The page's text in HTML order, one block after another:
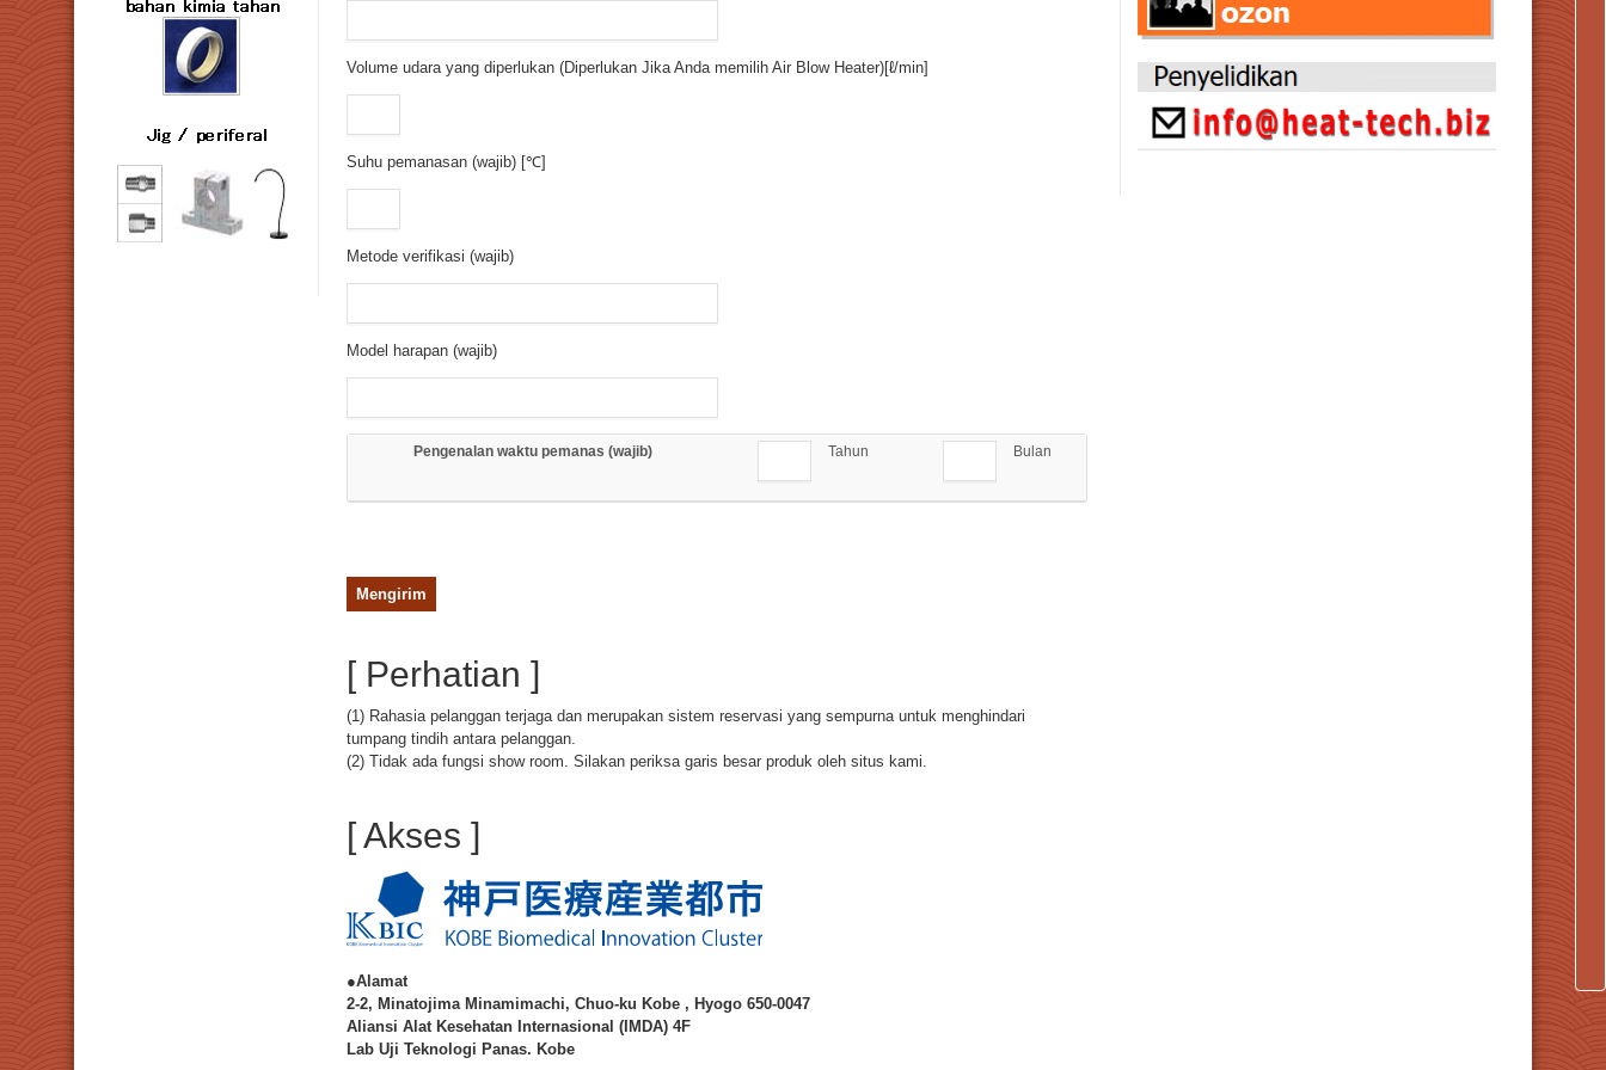
Volume udara yang diperlukan (Diperlukan Jika Anda memilih Air Blow Heater)[ℓ/min]
Suhu pemanasan (wajib) [℃]
Metode verifikasi (wajib)
Model harapan (wajib)
Pengenalan waktu pemanas (wajib) Tahun Bulan
[ Perhatian ]
(1) Rahasia pelanggan terjaga dan merupakan sistem reservasi yang sempurna untuk menghindari
tumpang tindih antara pelanggan.
(2) Tidak ada fungsi show room. Silakan periksa garis besar produk oleh situs kami.
[ Akses ]
●Alamat
2-2, Minatojima Minamimachi, Chuo-ku Kobe , Hyogo 650-0047
Aliansi Alat Kesehatan Internasional (IMDA) 4F
Lab Uji Teknologi Panas. Kobe